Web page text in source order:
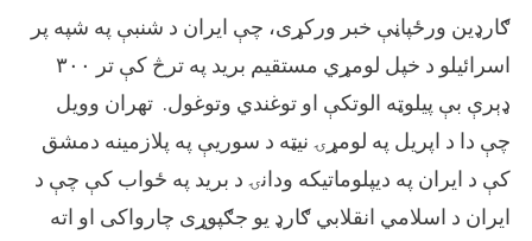
ګارډین ورځپاڼې خبر ورکړی، چې ایران د شنبې په شپه پر
اسرائیلو د خپل لومړي مستقیم برید په ترڅ کې تر ۳۰۰
ډېرې بې پیلوټه الوتکې او توغندي وتوغول. تهران وویل
چې دا د اپریل په لومړۍ نیټه د سوریې په پلازمینه دمشق
کې د ایران په دیپلوماتیکه ودانۍ د برید په ځواب کې چې د
ایران د اسلامي انقلابي ګارډ یو جګپوړی چارواکی او اته